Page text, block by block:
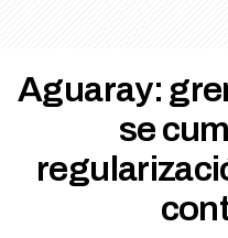
Aguaray:
se